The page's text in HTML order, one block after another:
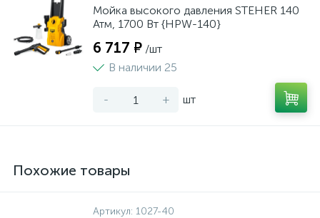
Мойка высокого давления STEHER 140
Атм, 1700 Вт {HPW-140}
6 717 ₽ /шт
В наличии 25
- + шт
Похожие товары
Артикул: 1027-40